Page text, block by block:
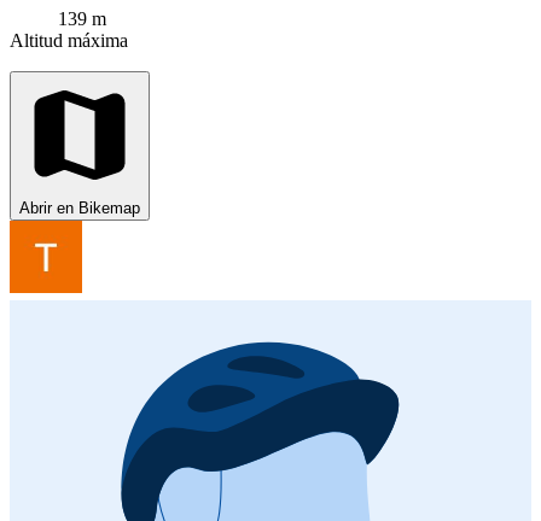
139 m
Altitud máxima
Abrir en Bikemap